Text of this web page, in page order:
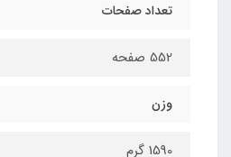
تعداد صفحات
552 صفحه
وزن
1590 گرم